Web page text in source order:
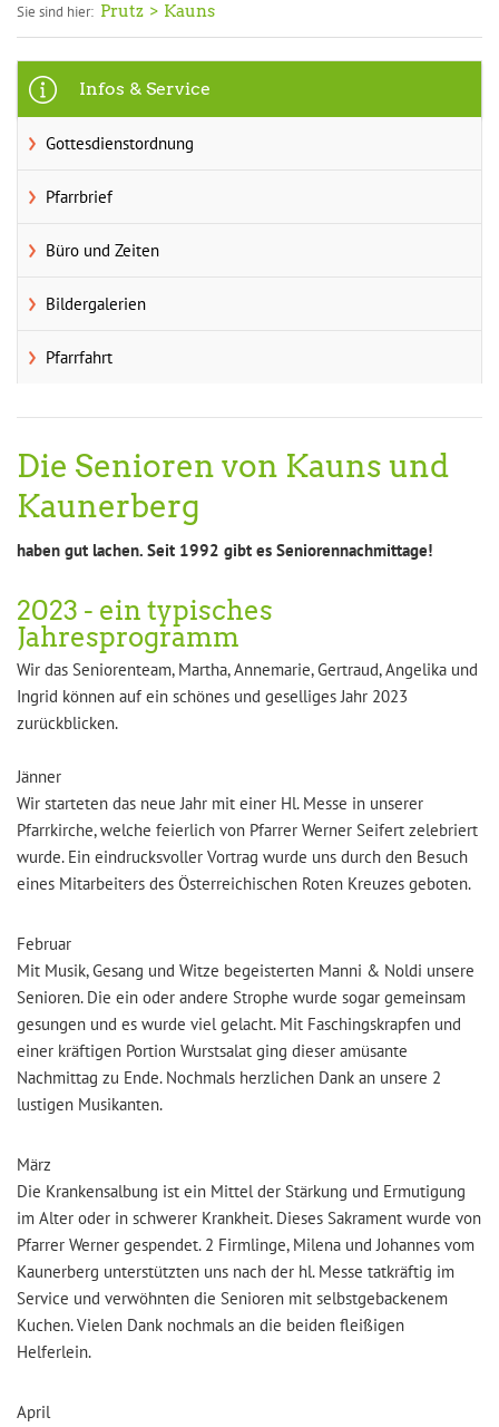
Sie sind hier: Prutz Kauns
Infos & Service
Gottesdienstordnung
Pfarrbrief
Büro und Zeiten
Bildergalerien
Pfarrfahrt
Die Senioren von Kauns und
Kaunerberg
haben gut lachen. Seit 1992 gibt es Seniorennachmittage!
2023 - ein typisches
Jahresprogramm
Wir das Seniorenteam, Martha, Annemarie, Gertraud, Angelika und
Ingrid können auf ein schönes und geselliges Jahr 2023
zurückblicken.
Jänner
Wir starteten das neue Jahr mit einer Hl. Messe in unserer
Pfarrkirche, welche feierlich von Pfarrer Werner Seifert zelebriert
wurde. Ein eindrucksvoller Vortrag wurde uns durch den Besuch
eines Mitarbeiters des Österreichischen Roten Kreuzes geboten.
Februar
Mit Musik, Gesang und Witze begeisterten Manni & Noldi unsere
Senioren. Die ein oder andere Strophe wurde sogar gemeinsam
gesungen und es wurde viel gelacht. Mit Faschingskrapfen und
einer kräftigen Portion Wurstsalat ging dieser amüsante
Nachmittag zu Ende. Nochmals herzlichen Dank an unsere 2
lustigen Musikanten.
März
Die Krankensalbung ist ein Mittel der Stärkung und Ermutigung
im Alter oder in schwerer Krankheit. Dieses Sakrament wurde von
Pfarrer Werner gespendet. 2 Firmlinge, Milena und Johannes vom
Kaunerberg unterstützten uns nach der hl. Messe tatkräftig im
Service und verwöhnten die Senioren mit selbstgebackenem
Kuchen. Vielen Dank nochmals an die beiden fleißigen
Helferlein.
April